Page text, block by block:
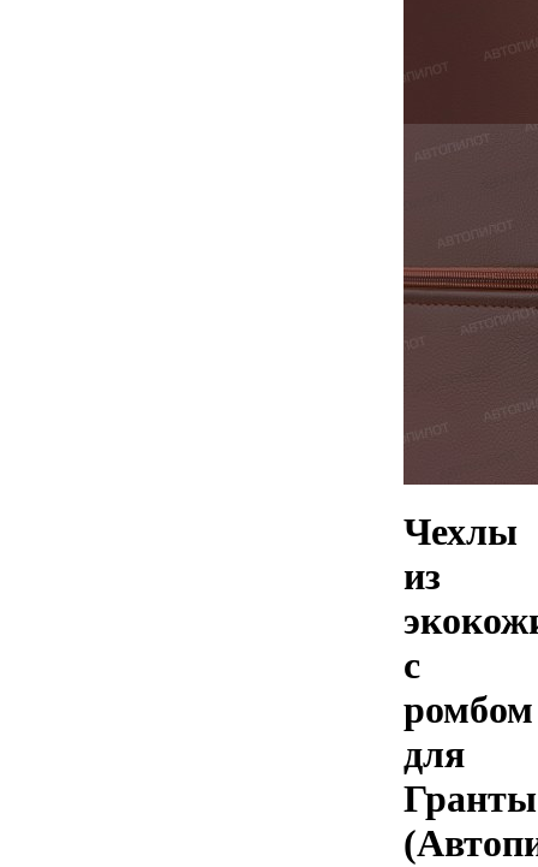
Чехлы
из
с
ромбом
для
Гранты